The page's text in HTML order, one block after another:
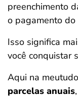
preenchimento
o pagamento do
Isso significa
você conquistar
Aqui na
parcelas anuais